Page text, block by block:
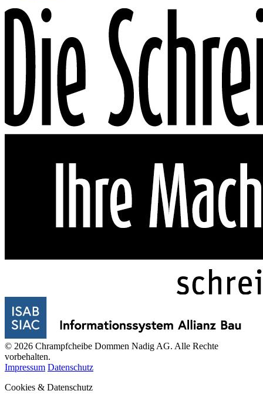
© 2026 Chrampfcheibe Dommen Nadig AG. Alle Rechte
vorbehalten.
Impressum Datenschutz
Cookies & Datenschutz